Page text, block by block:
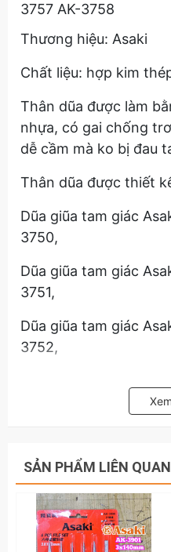
3757 AK-3758
Thương hiệu: Asaki
Chất liệu: hợp kim
Thân dũa được làm
nhựa, có gai chống
dễ cầm mà ko bị đau
Thân dũa được thiết
Dũa giũa tam giác
3750,
Dũa giũa tam giác
3751,
Dũa giũa tam giác
3752,
tin chi tiết sản phẩm
loại Asaki 6 inch 8
3755 AK-3756 AK-
SẢN PHẨM LIÊN QUAN